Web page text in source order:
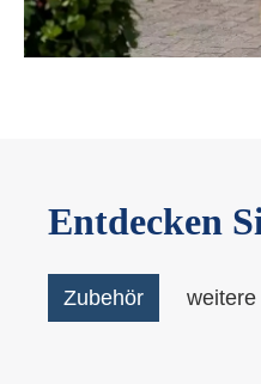
Entdecken
Zubehör